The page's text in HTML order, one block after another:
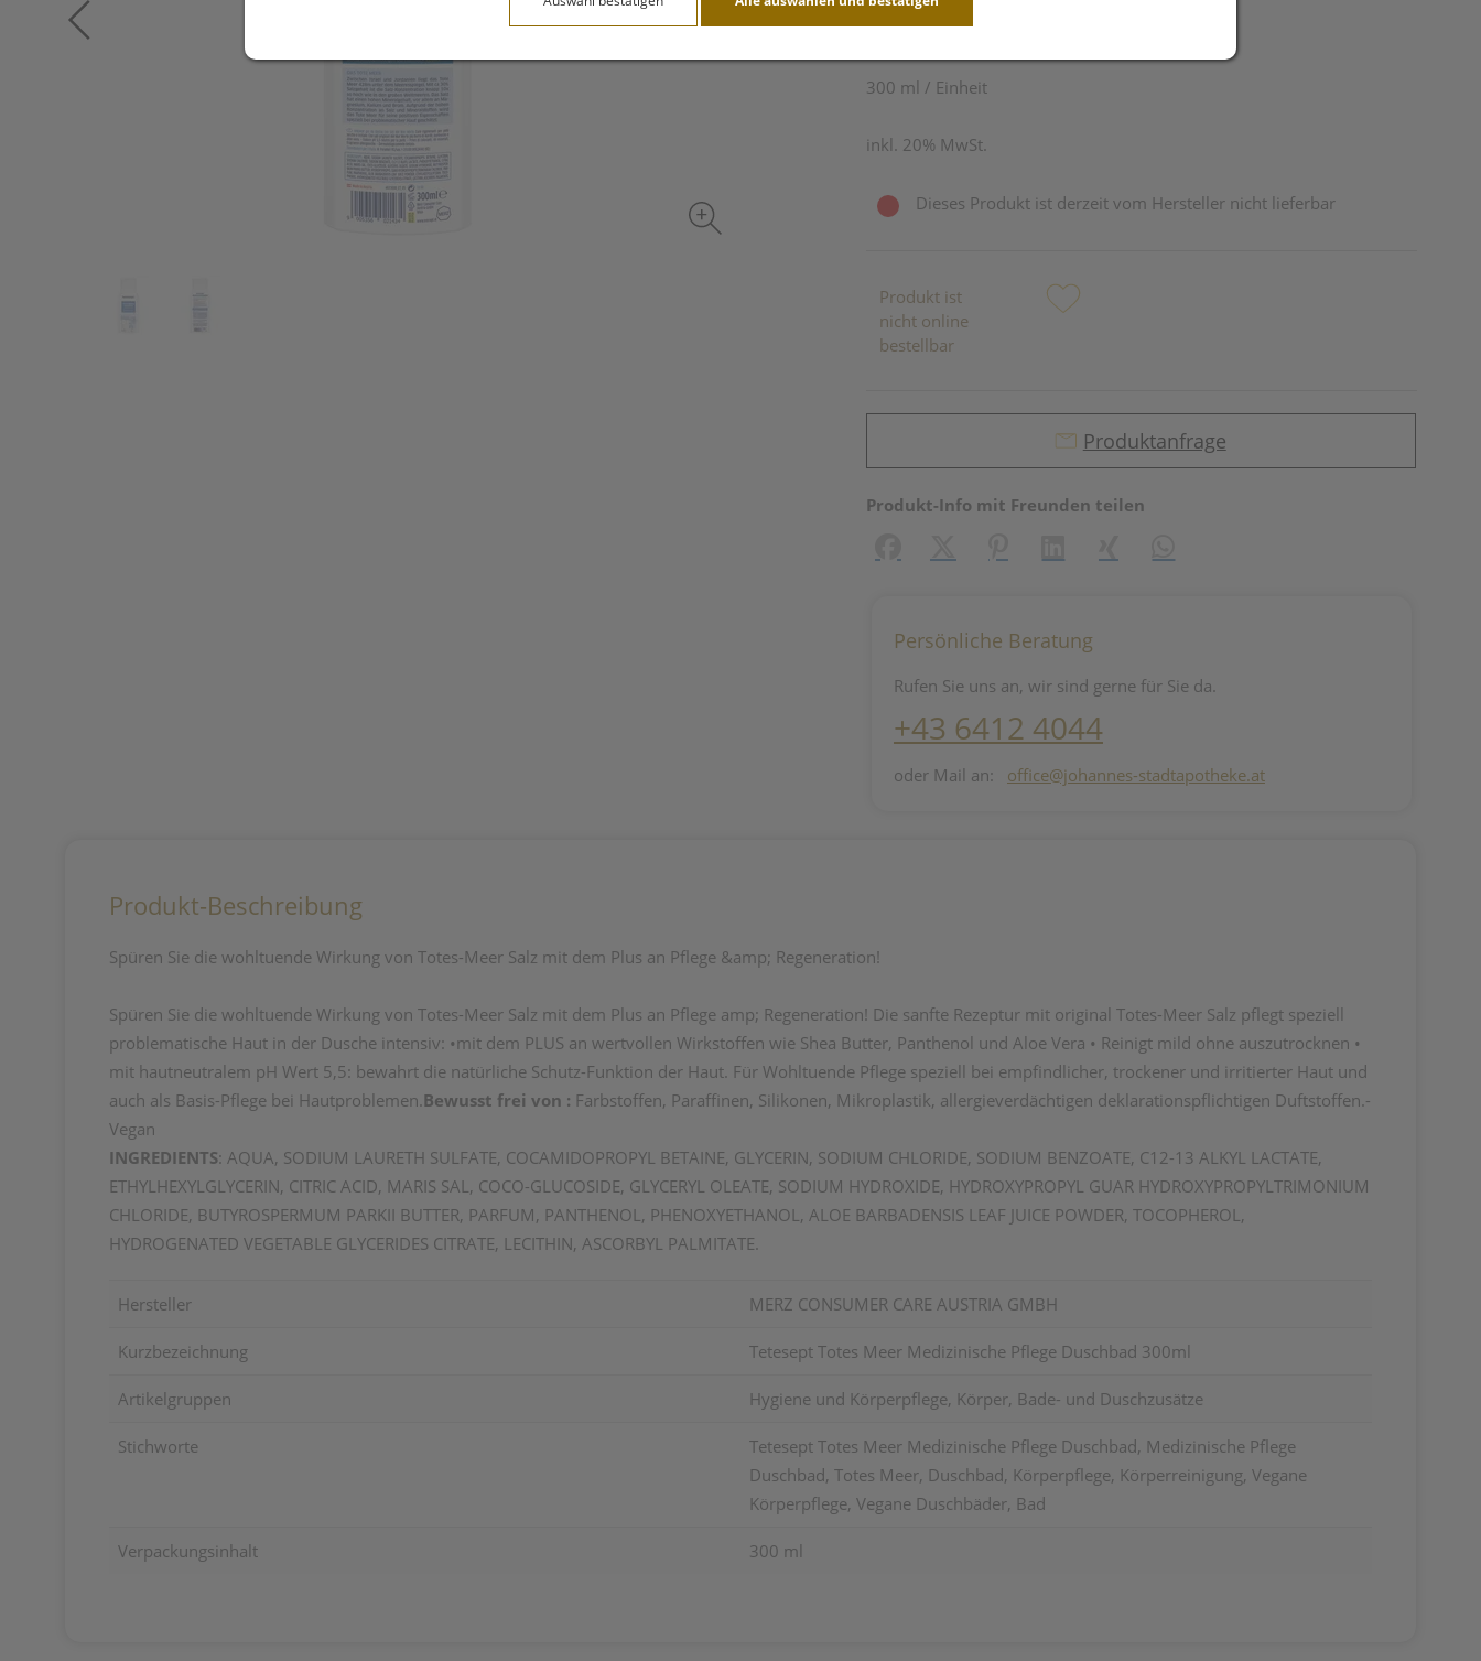
300 ml / Einheit
inkl. 20% MwSt.
Dieses Produkt ist derzeit vom Hersteller nicht lieferbar
Produkt ist
nicht online
bestellbar
Produktanfrage
Produkt-Info mit Freunden teilen
Persönliche Beratung
Rufen Sie uns an, wir sind gerne für Sie da.
+43 6412 4044
oder Mail an: office@johannes-stadtapotheke.at
Produkt-Beschreibung
Spüren Sie die wohltuende Wirkung von Totes-Meer Salz mit dem Plus an Pflege &amp; Regeneration!
Spüren Sie die wohltuende Wirkung von Totes-Meer Salz mit dem Plus an Pflege amp; Regeneration! Die sanfte Rezeptur mit original Totes-Meer Salz pflegt speziell
problematische Haut in der Dusche intensiv: •mit dem PLUS an wertvollen Wirkstoffen wie Shea Butter, Panthenol und Aloe Vera • Reinigt mild ohne auszutrocknen •
mit hautneutralem pH Wert 5,5: bewahrt die natürliche Schutz-Funktion der Haut. Für Wohltuende Pflege speziell bei empfindlicher, trockener und irritierter Haut und
auch als Basis-Pflege bei Hautproblemen.Bewusst frei von : Farbstoffen, Paraffinen, Silikonen, Mikroplastik, allergieverdächtigen deklarationspflichtigen Duftstoffen.-
Vegan
INGREDIENTS: AQUA, SODIUM LAURETH SULFATE, COCAMIDOPROPYL BETAINE, GLYCERIN, SODIUM CHLORIDE, SODIUM BENZOATE, C12-13 ALKYL LACTATE,
ETHYLHEXYLGLYCERIN, CITRIC ACID, MARIS SAL, COCO-GLUCOSIDE, GLYCERYL OLEATE, SODIUM HYDROXIDE, HYDROXYPROPYL GUAR HYDROXYPROPYLTRIMONIUM
CHLORIDE, BUTYROSPERMUM PARKII BUTTER, PARFUM, PANTHENOL, PHENOXYETHANOL, ALOE BARBADENSIS LEAF JUICE POWDER, TOCOPHEROL,
HYDROGENATED VEGETABLE GLYCERIDES CITRATE, LECITHIN, ASCORBYL PALMITATE.
Hersteller MERZ CONSUMER CARE AUSTRIA GMBH
Kurzbezeichnung Tetesept Totes Meer Medizinische Pflege Duschbad 300ml
Artikelgruppen Hygiene und Körperpflege, Körper, Bade- und Duschzusätze
Stichworte
Tetesept Totes Meer Medizinische Pflege Duschbad, Medizinische Pflege
Duschbad, Totes Meer, Duschbad, Körperpflege, Körperreinigung, Vegane
Körperpflege, Vegane Duschbäder, Bad
Verpackungsinhalt 300 ml